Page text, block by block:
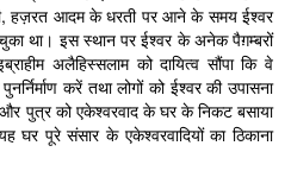
हज़रत आदम के धरती पर आने के समय ईश्वर
था। इस स्थान पर ईश्वर के अनेक पैग़म्बरों
अलैहिस्सलाम को दायित्व सौंपा कि वे
करें तथा लोगों को ईश्वर की उपासना
पुत्र को एकेश्वरवाद के घर के निकट बसाया
घर पूरे संसार के एकेश्वरवादियों का ठिकाना